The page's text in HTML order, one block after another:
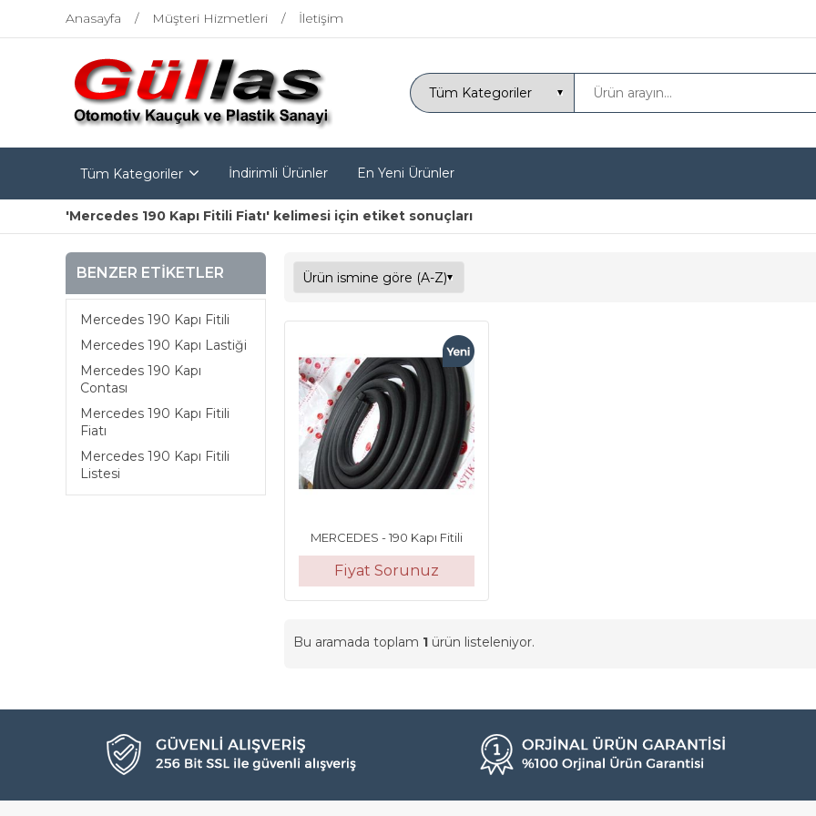
Anasayfa Müşteri Hizmetleri İletişim
Tüm Kategoriler İndirimli Ürünler En Yeni Ürünler
'Mercedes 190 Kapı Fitili Fiatı' kelimesi için etiket sonuçları
BENZER ETIKETLER
Mercedes 190 Kapı Fitili
Mercedes 190 Kapı Lastiği
Mercedes 190 Kapı
Contası
Mercedes 190 Kapı Fitili
Fiatı
Mercedes 190 Kapı Fitili
Listesi
MERCEDES - 190 Kapı Fitili
Fiyat Sorunuz
Bu aramada toplam 1 ürün listeleniyor.